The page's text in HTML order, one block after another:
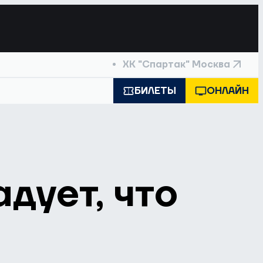
ХК "Спартак" Москва
БИЛЕТЫ ОНЛАЙН
что